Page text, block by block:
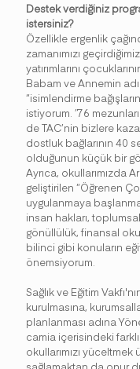
Destek verdiğiniz
istersiniz?
Özellikle ergenlik
zamanımızı
yatırımlarını
Babam ve Annemin
“isimlendirme
istiyorum. ’76
de TAC’nin bizlere
dostluk bağlarının 40
olduğunun küçük bir
Ayrıca, okullarımızda
geliştirilen “Öğrenen
uygulanmaya
insan hakları,
gönüllülük, finansal
bilinci gibi konuların
önemsiyorum.
Sağlık ve Eğitim
kurulmasına,
planlanması adına
camia içerisindeki
okullarımızı